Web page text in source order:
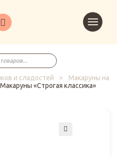
клиентам
в
корзину
и сладостей >
Макаруны на
Макаруны «Строгая классика»